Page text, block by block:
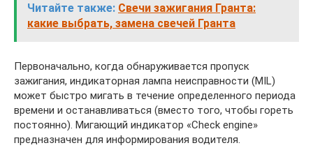
Читайте также: Свечи зажигания Гранта:
какие выбрать, замена свечей Гранта
Первоначально, когда обнаруживается пропуск
зажигания, индикаторная лампа неисправности (MIL)
может быстро мигать в течение определенного периода
времени и останавливаться (вместо того, чтобы гореть
постоянно). Мигающий индикатор «Check engine»
предназначен для информирования водителя.